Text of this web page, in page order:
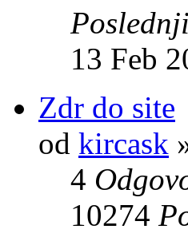
13 Feb
Zdr do site
od kircask
4
10274